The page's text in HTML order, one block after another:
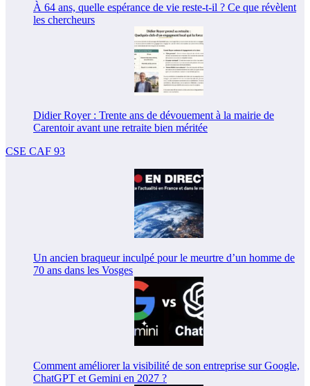
À 64 ans, quelle espérance de vie reste-t-il ? Ce que révèlent
les chercheurs
Didier Royer : Trente ans de dévouement à la mairie de
Carentoir avant une retraite bien méritée
CSE CAF 93
Un ancien braqueur inculpé pour le meurtre d’un homme de
70 ans dans les Vosges
Comment améliorer la visibilité de son entreprise sur Google,
ChatGPT et Gemini en 2027 ?